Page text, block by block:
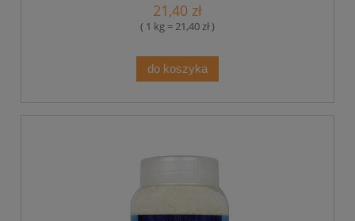
21,40 zł
( 1 kg = 21,40 zł )
do koszyka